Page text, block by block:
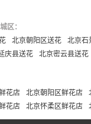
区：
北京朝阳区送花 北京石
庆县送花 北京密云县送花
花店 北京朝阳区鲜花店
花店 北京怀柔区鲜花店